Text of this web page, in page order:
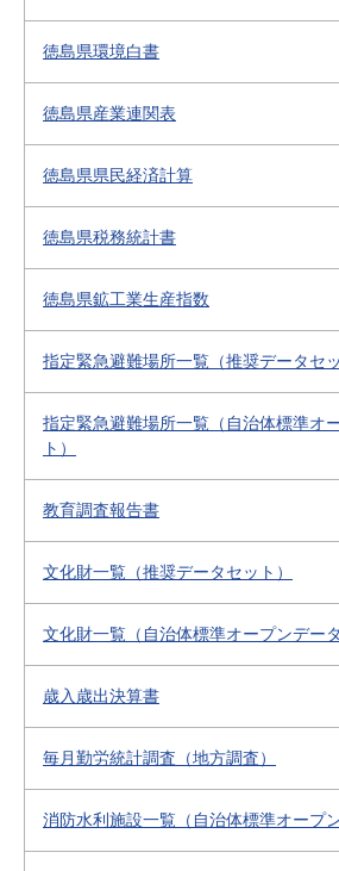
徳島県環境白書
徳島県産業連関表
徳島県県民経済計算
徳島県税務統計書
徳島県鉱工業生産指数
指定緊急避難場所一覧（推奨データセッ
指定緊急避難場所一覧（自治体標準オ
ト）
教育調査報告書
文化財一覧（推奨データセット）
文化財一覧（自治体標準オープンデー
歳入歳出決算書
毎月勤労統計調査（地方調査）
消防水利施設一覧（自治体標準オープ